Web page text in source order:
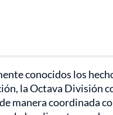
conocidos los
la Octava División
manera coordinada